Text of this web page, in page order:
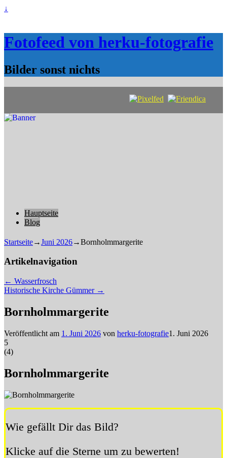
↓
Fotofeed von herku-fotografie
Bilder sonst nichts
Hauptseite
Blog
Startseite→Juni 2026→Bornholmmargerite
Artikelnavigation
← Wasserfrosch
Historische Kirche Gümmer →
Bornholmmargerite
Veröffentlicht am 1. Juni 2026 von herku-fotografie1. Juni 2026
5
(4)
Bornholmmargerite
Wie gefällt Dir das Bild?
Klicke auf die Sterne um zu bewerten!